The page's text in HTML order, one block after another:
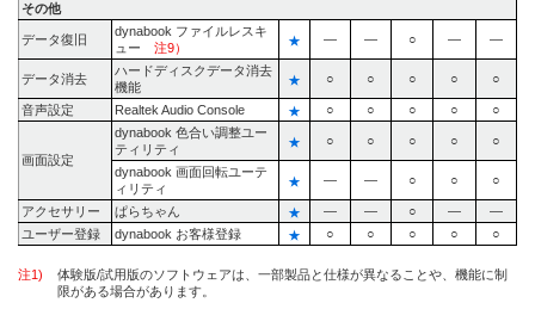
その他
データ復旧
dynabook ファイルレスキ
ュー 注9）
★ ― ― ○ ― ―
データ消去
ハードディスクデータ消去
機能
★ ○ ○ ○ ○ ○
音声設定 Realtek Audio Console ★ ○ ○ ○ ○ ○
画面設定
dynabook 色合い調整ユー
ティリティ
★ ○ ○ ○ ○ ○
dynabook 画面回転ユーテ
ィリティ
★ ― ― ○ ○ ○
アクセサリー ぱらちゃん ★ ― ― ○ ―
―
ユーザー登録
dynabook お客様登録 ★ ○ ○ ○ ○ ○
注1)
体験版/試用版のソフトウェアは、一部製品と仕様が異なることや、機能に制
限がある場合があります。